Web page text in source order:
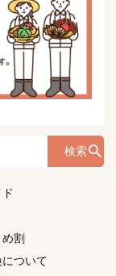
検索
割
ついて